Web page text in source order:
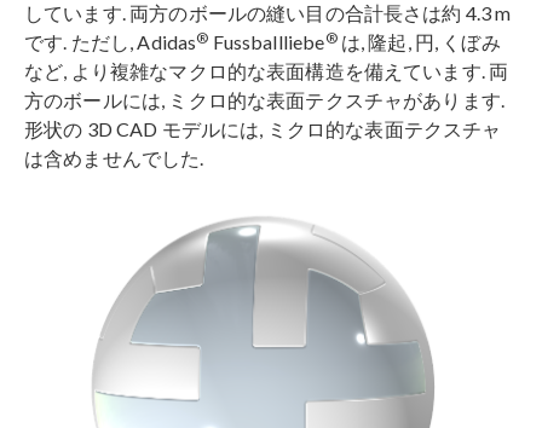
しています. 両方のボールの縫い目の合計長さは約 4.3 m
です. ただし, Adidas® Fussballliebe®は, 隆起, 円, くぼみ
など, より複雑なマクロ的な表面構造を備えています. 両
方のボールには, ミクロ的な表面テクスチャがあります.
形状の 3D CAD モデルには, ミクロ的な表面テクスチャ
は含めませんでした.